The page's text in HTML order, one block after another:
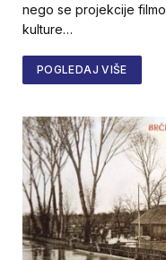
nego se projekcije
kulture…
POGLEDAJ VIŠE